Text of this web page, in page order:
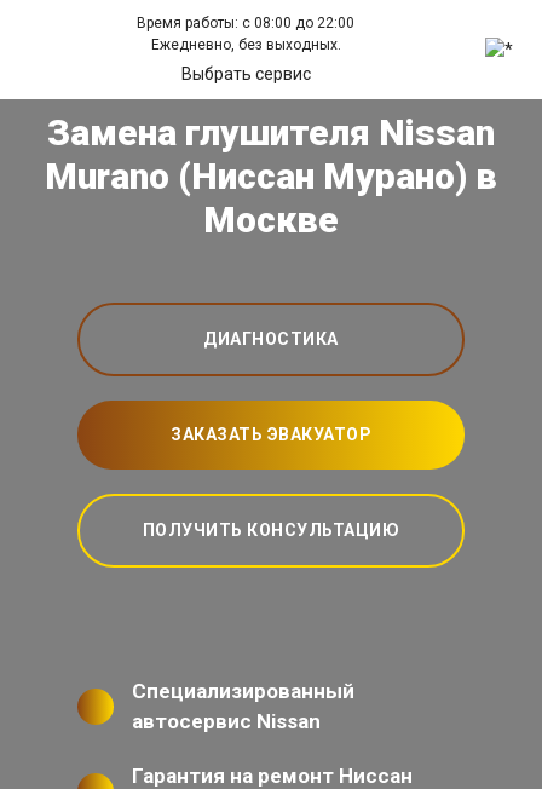
Время работы: с 08:00 до 22:00
Ежедневно, без выходных.
Выбрать сервис
Замена глушителя Nissan
Murano (Ниссан Мурано) в
Москве
ДИАГНОСТИКА
ЗАКАЗАТЬ ЭВАКУАТОР
ПОЛУЧИТЬ КОНСУЛЬТАЦИЮ
Специализированный
автосервис Nissan
Гарантия на ремонт Ниссан